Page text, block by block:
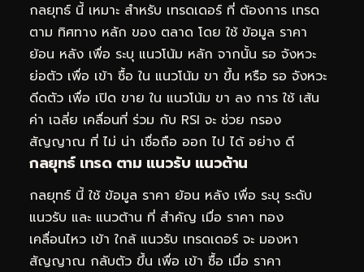
กลยุทธ์ นี้ เหมาะ สำหรับ เทรดเดอร์ ที่ ต้องการ เทรด
ตาม ทิศทาง หลัก ของ ตลาด โดย ใช้ ข้อมูล ราคา
ย้อน หลัง เพื่อ ระบุ แนวโน้ม หลัก จากนั้น รอ จังหวะ
ย่อตัว เพื่อ เข้า ซื้อ ใน แนวโน้ม ขา ขึ้น หรือ รอ จังหวะ
ดีดตัว เพื่อ เปิด ขาย ใน แนวโน้ม ขา ลง การ ใช้ เส้น
ค่า เฉลี่ย เคลื่อนที่ ร่วม กับ RSI จะ ช่วย กรอง
สัญญาณ ที่ ไม่ น่า เชื่อถือ ออก ไป ได้ อย่าง ดี
กลยุทธ์ เทรด ตาม แนวรับ แนวต้าน
กลยุทธ์ นี้ ใช้ ข้อมูล ราคา ย้อน หลัง เพื่อ ระบุ ระดับ
แนวรับ และ แนวต้าน ที่ สำคัญ เมื่อ ราคา ทอง
เคลื่อนไหว เข้า ใกล้ แนวรับ เทรดเดอร์ จะ มองหา
สัญญาณ กลับตัว ขึ้น เพื่อ เข้า ซื้อ เมื่อ ราคา